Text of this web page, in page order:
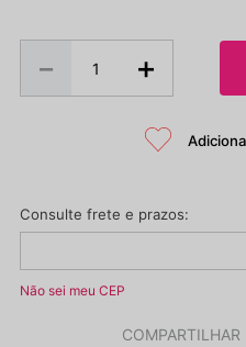
＋
－
Não sei meu CEP
COMPARTILHAR